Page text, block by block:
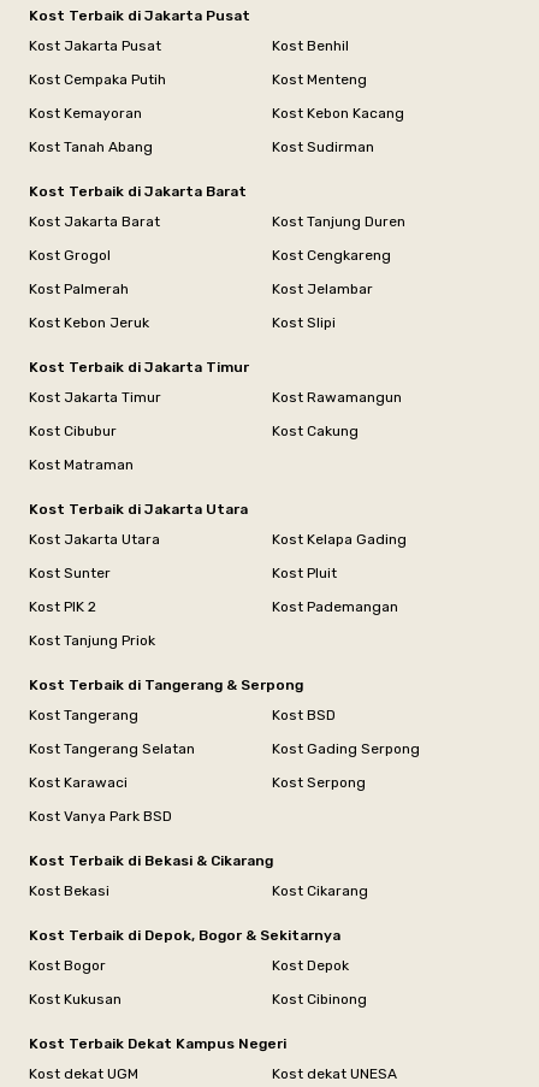
Kost Terbaik di Jakarta Pusat
Kost Jakarta Pusat
Kost Benhil
Kost Cempaka Putih
Kost Menteng
Kost Kemayoran
Kost Kebon Kacang
Kost Tanah Abang
Kost Sudirman
Kost Terbaik di Jakarta Barat
Kost Jakarta Barat
Kost Tanjung Duren
Kost Grogol
Kost Cengkareng
Kost Palmerah
Kost Jelambar
Kost Kebon Jeruk
Kost Slipi
Kost Terbaik di Jakarta Timur
Kost Jakarta Timur
Kost Rawamangun
Kost Cibubur
Kost Cakung
Kost Matraman
Kost Terbaik di Jakarta Utara
Kost Jakarta Utara
Kost Kelapa Gading
Kost Sunter
Kost Pluit
Kost PIK 2
Kost Pademangan
Kost Tanjung Priok
Kost Terbaik di Tangerang & Serpong
Kost Tangerang
Kost BSD
Kost Tangerang Selatan
Kost Gading Serpong
Kost Karawaci
Kost Serpong
Kost Vanya Park BSD
Kost Terbaik di Bekasi & Cikarang
Kost Bekasi
Kost Cikarang
Kost Terbaik di Depok, Bogor & Sekitarnya
Kost Bogor
Kost Depok
Kost Kukusan
Kost Cibinong
Kost Terbaik Dekat Kampus Negeri
Kost dekat UGM
Kost dekat UNESA